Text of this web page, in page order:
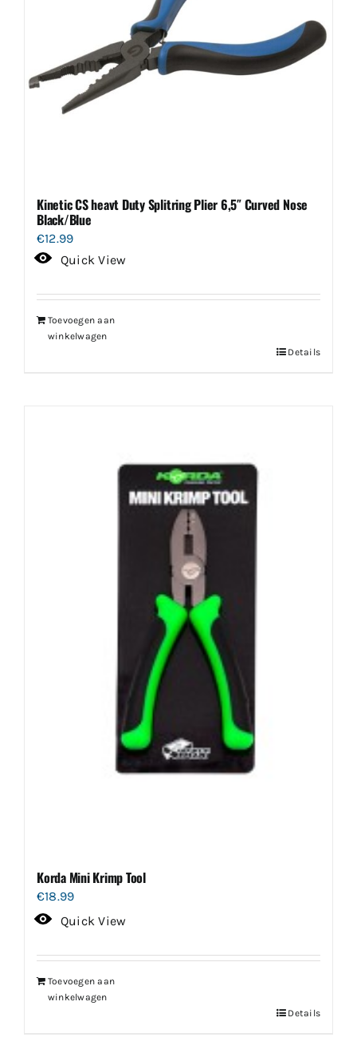
Kinetic CS heavt Duty Splitring Plier 6,5″ Curved Nose
Black/Blue
€12.99
Quick View
Toevoegen aan
winkelwagen
Details
Korda Mini Krimp Tool
€18.99
Quick View
Toevoegen aan
winkelwagen
Details